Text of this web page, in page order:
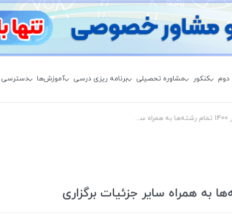
کنکور مشاوره تحصیلی برنامه ریزی درسی آموزش‌ها دسترسی
زمان برگزاری کنکور 1400 تمام رشته‌ها به همراه سایر جزئیات برگزاری